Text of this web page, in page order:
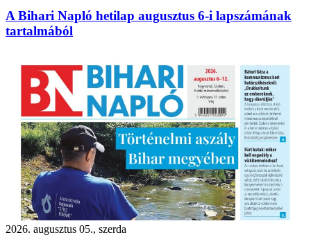
A Bihari Napló hetilap augusztus 6-i lapszámának
tartalmából
2026. augusztus 05., szerda